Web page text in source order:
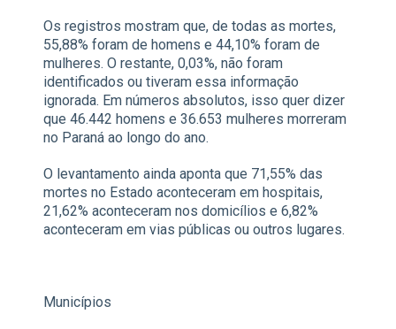
Os registros mostram que, de todas as mortes,
55,88% foram de homens e 44,10% foram de
mulheres. O restante, 0,03%, não foram
identificados ou tiveram essa informação
ignorada. Em números absolutos, isso quer dizer
que 46.442 homens e 36.653 mulheres morreram
no Paraná ao longo do ano.
O levantamento ainda aponta que 71,55% das
mortes no Estado aconteceram em hospitais,
21,62% aconteceram nos domicílios e 6,82%
aconteceram em vias públicas ou outros lugares.
Municípios